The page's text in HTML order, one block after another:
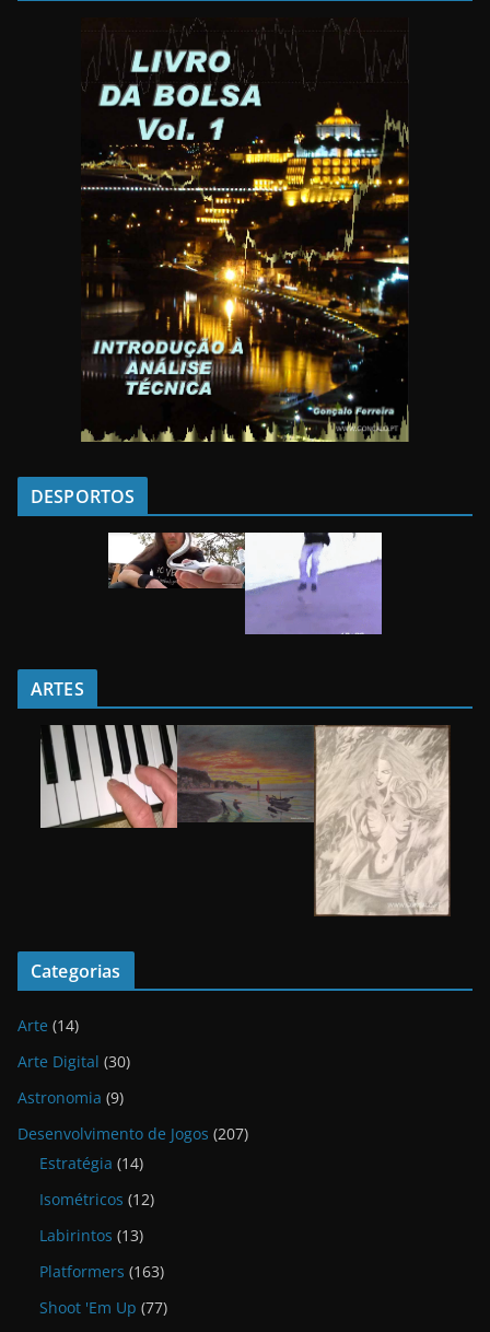
DESPORTOS
ARTES
Categorias
Arte (14)
Arte Digital (30)
Astronomia (9)
Desenvolvimento de Jogos (207)
Estratégia (14)
Isométricos (12)
Labirintos (13)
Platformers (163)
Shoot 'Em Up (77)